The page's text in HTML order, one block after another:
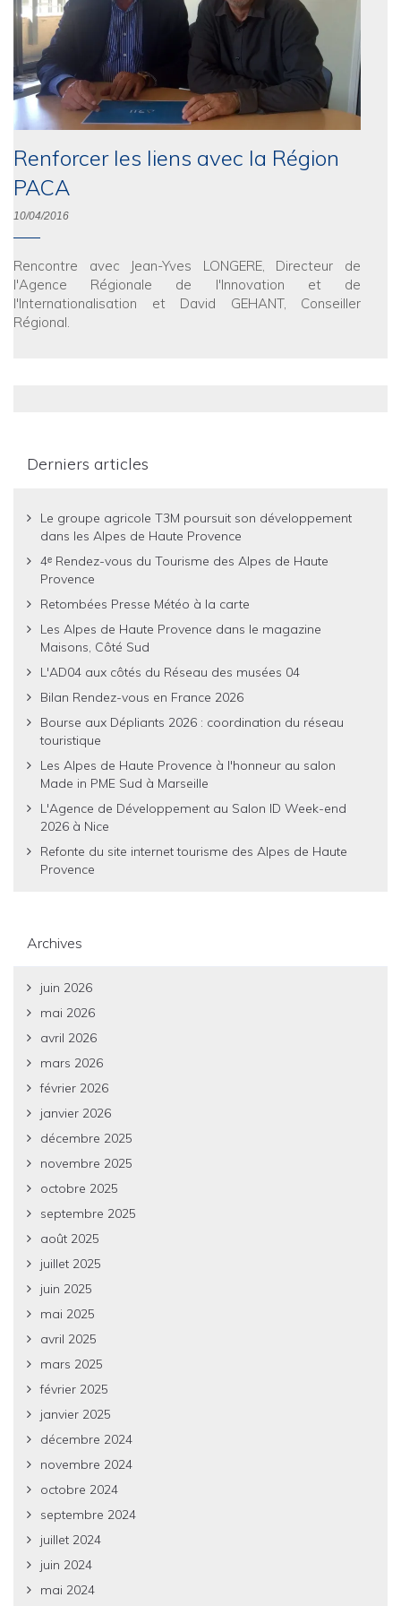
Renforcer les liens avec la Région
PACA
10/04/2016
Rencontre avec Jean-Yves LONGERE, Directeur de
l'Agence Régionale de l'Innovation et de
l'Internationalisation et David GEHANT, Conseiller
Régional.
Derniers articles
Le groupe agricole T3M poursuit son développement
dans les Alpes de Haute Provence
4ᵉ Rendez-vous du Tourisme des Alpes de Haute
Provence
Retombées Presse Météo à la carte
Les Alpes de Haute Provence dans le magazine
Maisons, Côté Sud
L'AD04 aux côtés du Réseau des musées 04
Bilan Rendez-vous en France 2026
Bourse aux Dépliants 2026 : coordination du réseau
touristique
Les Alpes de Haute Provence à l'honneur au salon
Made in PME Sud à Marseille
L'Agence de Développement au Salon ID Week-end
2026 à Nice
Refonte du site internet tourisme des Alpes de Haute
Provence
Archives
juin 2026
mai 2026
avril 2026
mars 2026
février 2026
janvier 2026
décembre 2025
novembre 2025
octobre 2025
septembre 2025
août 2025
juillet 2025
juin 2025
mai 2025
avril 2025
mars 2025
février 2025
janvier 2025
décembre 2024
novembre 2024
octobre 2024
septembre 2024
juillet 2024
juin 2024
mai 2024